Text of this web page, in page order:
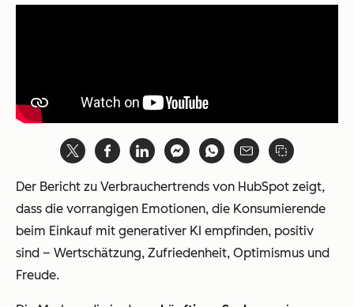
Der Bericht zu Verbrauchertrends von HubSpot zeigt,
dass die vorrangigen Emotionen, die Konsumierende
beim Einkauf mit generativer KI empfinden, positiv
sind – Wertschätzung, Zufriedenheit, Optimismus und
Freude.